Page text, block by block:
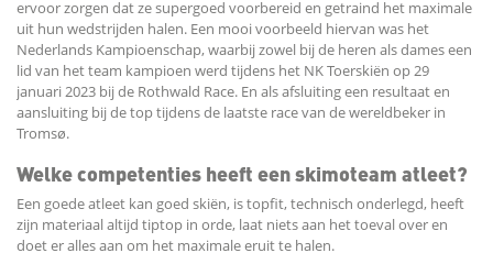
ervoor zorgen dat ze supergoed voorbereid en getraind het maximale
uit hun wedstrijden halen. Een mooi voorbeeld hiervan was het
Nederlands Kampioenschap, waarbij zowel bij de heren als dames een
lid van het team kampioen werd tijdens het NK Toerskiën op 29
januari 2023 bij de Rothwald Race. En als afsluiting een resultaat en
aansluiting bij de top tijdens de laatste race van de wereldbeker in
Tromsø.
Welke competenties heeft een skimoteam atleet?
Een goede atleet kan goed skiën, is topfit, technisch onderlegd, heeft
zijn materiaal altijd tiptop in orde, laat niets aan het toeval over en
doet er alles aan om het maximale eruit te halen.